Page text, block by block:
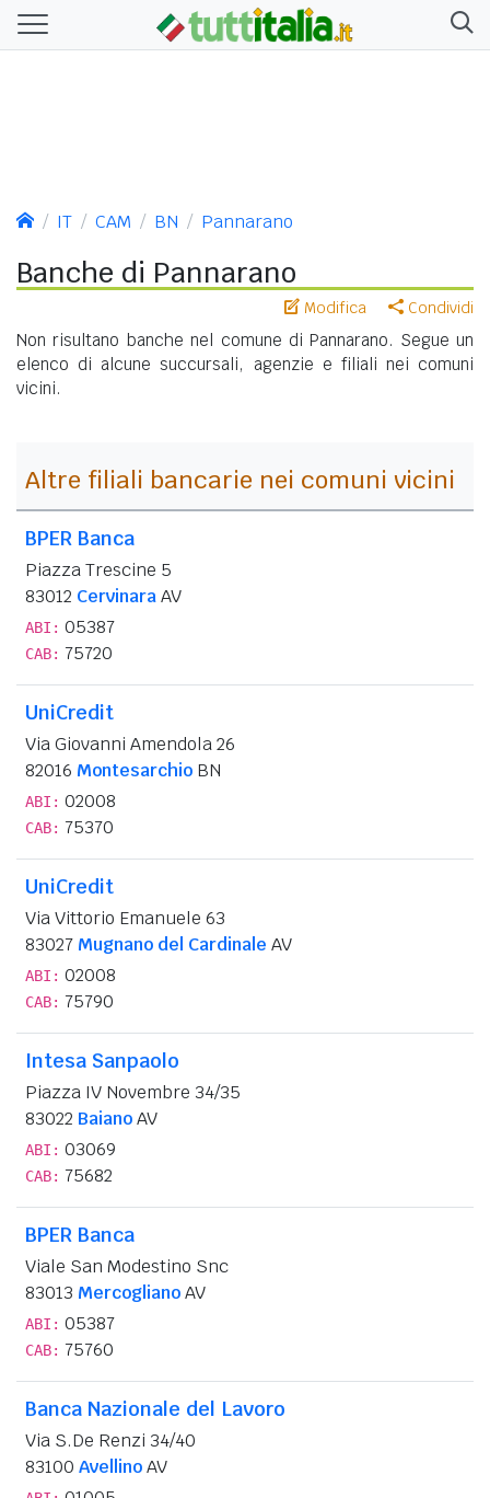
IT CAM BN Pannarano
Banche di Pannarano
Modifica Condividi
Non risultano banche nel comune di Pannarano. Segue un
elenco di alcune succursali, agenzie e filiali nei comuni
vicini.
Altre filiali bancarie nei comuni vicini
BPER Banca
Piazza Trescine 5
83012 CervinaraAV
ABI: 05387
CAB: 75720
UniCredit
Via Giovanni Amendola 26
82016 Montesarchio BN
ABI: 02008
CAB: 75370
UniCredit
Via Vittorio Emanuele 63
83027 Mugnano del Cardinale AV
ABI: 02008
CAB: 75790
Intesa Sanpaolo
Piazza IV Novembre 34/35
83022 BaianoAV
ABI: 03069
CAB: 75682
BPER Banca
Viale San Modestino Snc
83013 MercoglianoAV
ABI: 05387
CAB: 75760
Banca Nazionale del Lavoro
Via S.De Renzi 34/40
83100 AvellinoAV